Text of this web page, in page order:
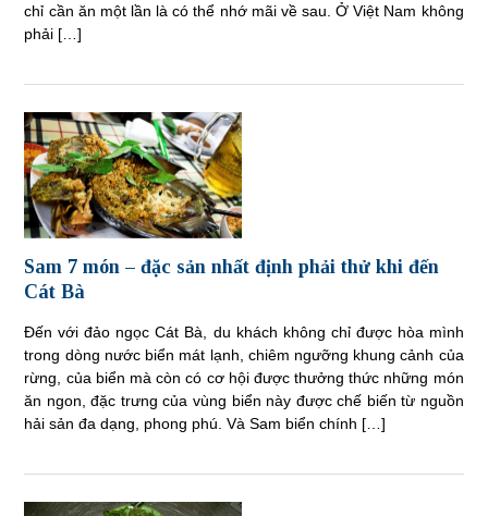
chỉ cần ăn một lần là có thể nhớ mãi về sau. Ở Việt Nam không
phải […]
Sam 7 món – đặc sản nhất định phải thử khi đến
Cát Bà
Đến với đảo ngọc Cát Bà, du khách không chỉ được hòa mình
trong dòng nước biển mát lạnh, chiêm ngưỡng khung cảnh của
rừng, của biển mà còn có cơ hội được thưởng thức những món
ăn ngon, đặc trưng của vùng biển này được chế biến từ nguồn
hải sản đa dạng, phong phú. Và Sam biển chính […]